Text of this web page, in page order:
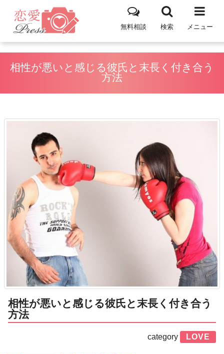
メニュー
検索
無料相談
相性が悪いと感じる彼氏と末長く付き合う
方法
相性が悪いと感じる彼氏と末長く付き合う
方法
category LOVE